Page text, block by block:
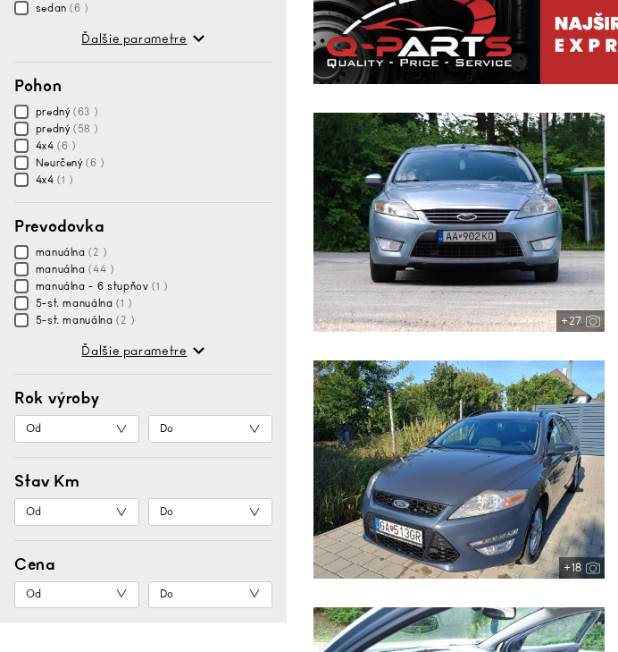
sedan(6 )
Ďalšie parametre
Pohon
predný(63 )
predný(58 )
4x4(6 )
Neurčený(6 )
4x4(1 )
Prevodovka
manuálna(2 )
manuálna(44 )
manuálna - 6 stupňov(1 )
5-st. manuálna(1 )
5-st. manuálna(2 )
Ďalšie parametre
Rok výroby
Stav Km
Cena
+27
+18